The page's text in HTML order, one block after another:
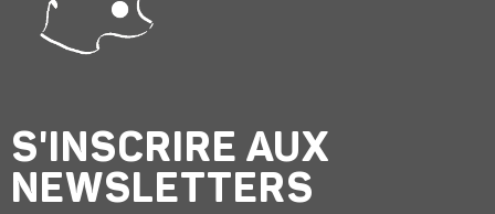
S'INSCRIRE AUX
NEWSLETTERS